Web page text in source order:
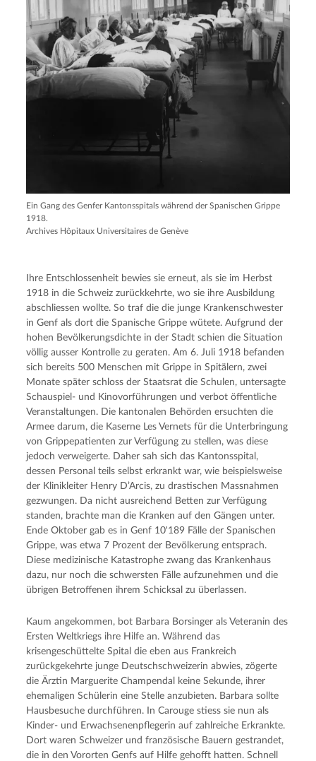
Ein Gang des Genfer Kantonsspitals während der Spanischen Grippe
1918.
Archives Hôpitaux Universitaires de Genève
Ihre Entschlossenheit bewies sie erneut, als sie im Herbst
1918 in die Schweiz zurückkehrte, wo sie ihre Ausbildung
abschliessen wollte. So traf die die junge Krankenschwester
in Genf als dort die Spanische Grippe wütete. Aufgrund der
hohen Bevölkerungsdichte in der Stadt schien die Situation
völlig ausser Kontrolle zu geraten. Am 6. Juli 1918 befanden
sich bereits 500 Menschen mit Grippe in Spitälern, zwei
Monate später schloss der Staatsrat die Schulen, untersagte
Schauspiel- und Kinovorführungen und verbot öffentliche
Veranstaltungen. Die kantonalen Behörden ersuchten die
Armee darum, die Kaserne Les Vernets für die Unterbringung
von Grippepatienten zur Verfügung zu stellen, was diese
jedoch verweigerte. Daher sah sich das Kantonsspital,
dessen Personal teils selbst erkrankt war, wie beispielsweise
der Klinikleiter Henry D’Arcis, zu drastischen Massnahmen
gezwungen. Da nicht ausreichend Betten zur Verfügung
standen, brachte man die Kranken auf den Gängen unter.
Ende Oktober gab es in Genf 10'189 Fälle der Spanischen
Grippe, was etwa 7 Prozent der Bevölkerung entsprach.
Diese medizinische Katastrophe zwang das Krankenhaus
dazu, nur noch die schwersten Fälle aufzunehmen und die
übrigen Betroffenen ihrem Schicksal zu überlassen.
Kaum angekommen, bot Barbara Borsinger als Veteranin des
Ersten Weltkriegs ihre Hilfe an. Während das
krisengeschüttelte Spital die eben aus Frankreich
zurückgekehrte junge Deutschschweizerin abwies, zögerte
die Ärztin Marguerite Champendal keine Sekunde, ihrer
ehemaligen Schülerin eine Stelle anzubieten. Barbara sollte
Hausbesuche durchführen. In Carouge stiess sie nun als
Kinder- und Erwachsenenpflegerin auf zahlreiche Erkrankte.
Dort waren Schweizer und französische Bauern gestrandet,
die in den Vororten Genfs auf Hilfe gehofft hatten. Schnell